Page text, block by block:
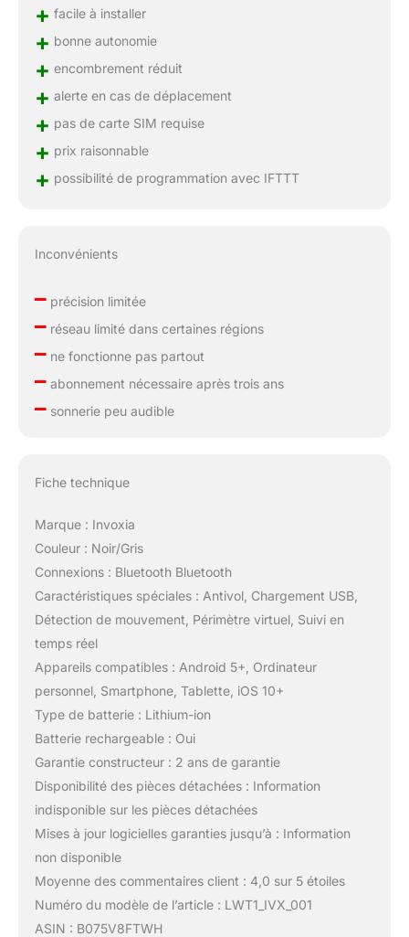
+ facile à installer
+ bonne autonomie
+ encombrement réduit
+ alerte en cas de déplacement
+ pas de carte SIM requise
+ prix raisonnable
+ possibilité de programmation avec IFTTT
Inconvénients
–précision limitée
–réseau limité dans certaines régions
–ne fonctionne pas partout
–abonnement nécessaire après trois ans
–sonnerie peu audible
Fiche technique
Marque : Invoxia
Couleur : Noir/Gris
Connexions : Bluetooth Bluetooth
Caractéristiques spéciales : Antivol, Chargement USB,
Détection de mouvement, Périmètre virtuel, Suivi en
temps réel
Appareils compatibles : Android 5+, Ordinateur
personnel, Smartphone, Tablette, iOS 10+
Type de batterie : Lithium-ion
Batterie rechargeable : Oui
Garantie constructeur : 2 ans de garantie
Disponibilité des pièces détachées : Information
indisponible sur les pièces détachées
Mises à jour logicielles garanties jusqu’à : Information
non disponible
Moyenne des commentaires client : 4,0 sur 5 étoiles
Numéro du modèle de l’article : LWT1_IVX_001
ASIN : B075V8FTWH